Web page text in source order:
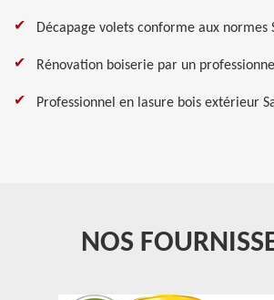
Décapage volets conforme aux normes
Rénovation boiserie par un
Professionnel en lasure bois extérieur
NOS